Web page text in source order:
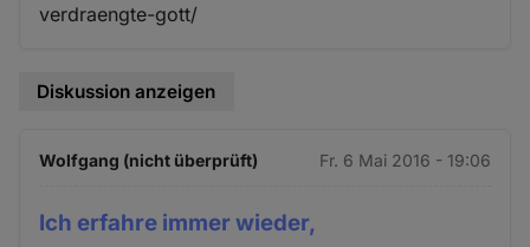
verdraengte-gott/
Diskussion anzeigen
Wolfgang (nicht überprüft) Fr. 6 Mai 2016 - 19:06
Ich erfahre immer wieder,